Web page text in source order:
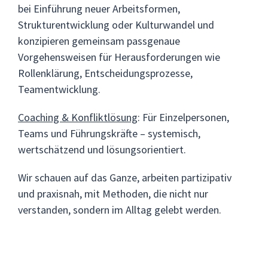
bei Einführung neuer Arbeitsformen,
Strukturentwicklung oder Kulturwandel und
konzipieren gemeinsam passgenaue
Vorgehensweisen für Herausforderungen wie
Rollenklärung, Entscheidungsprozesse,
Teamentwicklung.
Coaching & Konfliktlösung: Für Einzelpersonen,
Teams und Führungskräfte – systemisch,
wertschätzend und lösungsorientiert.
Wir schauen auf das Ganze, arbeiten partizipativ
und praxisnah, mit Methoden, die nicht nur
verstanden, sondern im Alltag gelebt werden.